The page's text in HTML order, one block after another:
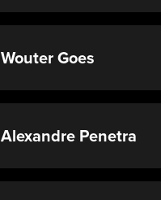
Wouter Goes
Alexandre Penetra